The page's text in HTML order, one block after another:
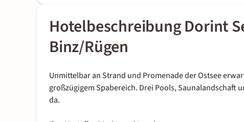
Hotelbeschreibung Dorint
Binz/Rügen
Unmittelbar an Strand und Promenade der Ostsee
großzügigem Spabereich. Drei Pools, Saunalandschaft
da.